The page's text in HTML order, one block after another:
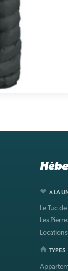
A LA
Le Tuc
Les
TYPES